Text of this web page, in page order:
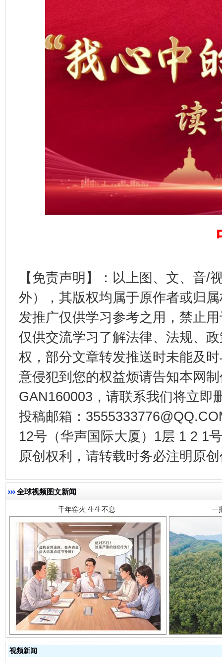
【免责声明】：以上图、文、音/
外），其版权均属于原作者或归
发推广仅供学习参考之用，禁止
仅供交流学习了解法律、法规、
权，部分文章转发推送时未能及
意侵犯到您的权益烦请告知本网
GAN160003，请联系我们将立即
投稿邮箱：
12号（华声国际大厦）1层 1 2 1
原创权利，请转载时务必注明原
全球视频图文新闻
完善运行机制助力责任有效落实 一纸欠
东山县通报“牛蛙产品抗生素超标问题” 法
千年窑火 生生不息
揭开“小金库”的免责幌子
视频新闻